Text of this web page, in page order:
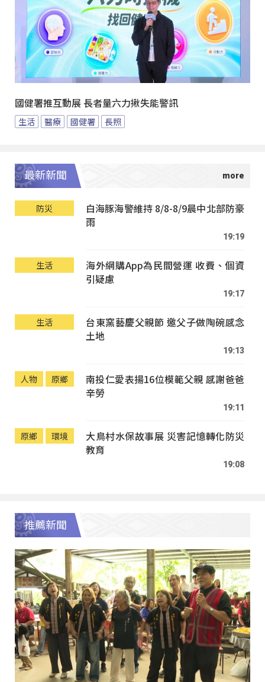
國健署推互動展 長者量六力揪失能警訊
生活 醫療 國健署 長照
最新新聞
防災
白海豚海警維持 8/8-8/9晨中北部防豪
雨
19:19
生活
海外網購App為民間營運 收費、個資
引疑慮
19:17
生活
台東窯藝慶父親節 邀父子做陶碗感念
土地
19:13
人物 原鄉
南投仁愛表揚16位模範父親 感謝爸爸
辛勞
19:11
原鄉 環境
大鳥村水保故事展 災害記憶轉化防災
教育
19:08
推薦新聞